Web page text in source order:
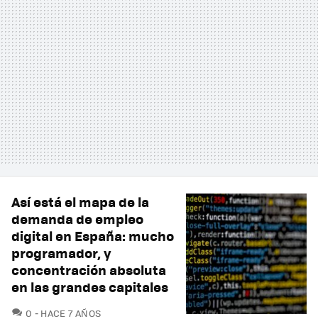
Así está el mapa de la
demanda de empleo
digital en España: mucho
programador, y
concentración absoluta
en las grandes capitales
0 COMENTARIOS
HACE 7 AÑOS